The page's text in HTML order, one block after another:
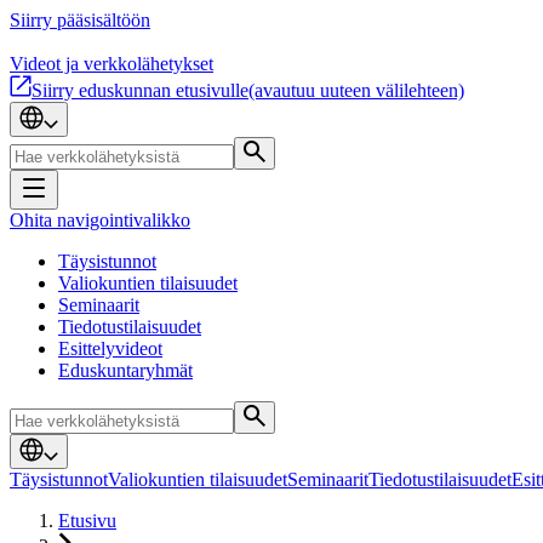
Siirry pääsisältöön
Videot ja verkkolähetykset
Siirry eduskunnan etusivulle(avautuu uuteen välilehteen)
Ohita navigointivalikko
Täysistunnot
Valiokuntien tilaisuudet
Seminaarit
Tiedotustilaisuudet
Esittelyvideot
Eduskuntaryhmät
TäysistunnotValiokuntien tilaisuudetSeminaaritTiedotustilaisuudet
Etusivu